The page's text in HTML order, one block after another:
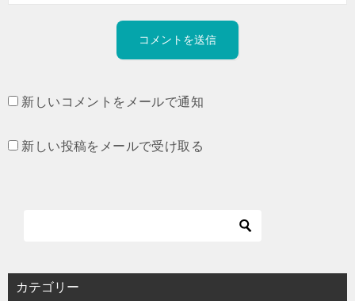
新しいコメントをメールで通知
新しい投稿をメールで受け取る
カテゴリー